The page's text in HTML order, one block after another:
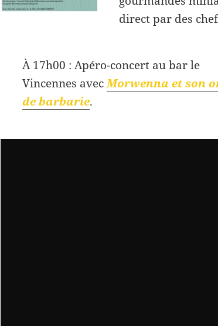
direct par des
À 17h00 : Apéro-concert au bar le
Vincennes avecMorwenna et son
de barbarie.